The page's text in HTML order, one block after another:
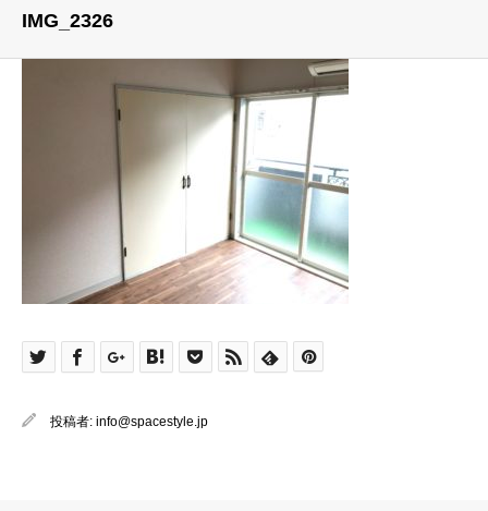
IMG_2326
投稿者: info@spacestyle.jp